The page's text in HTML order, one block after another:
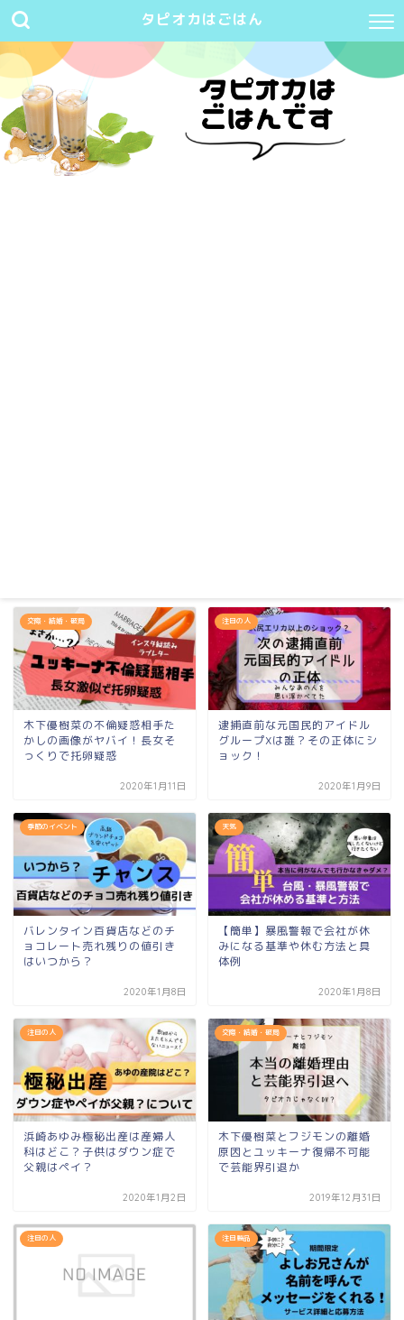
タピオカはごはん
交際・結婚・破局
木下優樹菜の不倫疑惑相手た
かしの画像がヤバイ！長女そ
っくりで托卵疑惑
2020年1月11日
注目の人
逮捕直前な元国民的アイドル
グループXは誰？その正体にシ
ョック！
2020年1月9日
季節のイベント
バレンタイン百貨店などのチ
ョコレート売れ残りの値引き
はいつから？
2020年1月8日
天気
【簡単】暴風警報で会社が休
みになる基準や休む方法と具
体例
2020年1月8日
注目の人
浜崎あゆみ極秘出産は産婦人
科はどこ？子供はダウン症で
父親はペイ？
2020年1月2日
交際・結婚・破局
木下優樹菜とフジモンの離婚
原因とユッキーナ復帰不可能
で芸能界引退か
2019年12月31日
注目の人 注目製品